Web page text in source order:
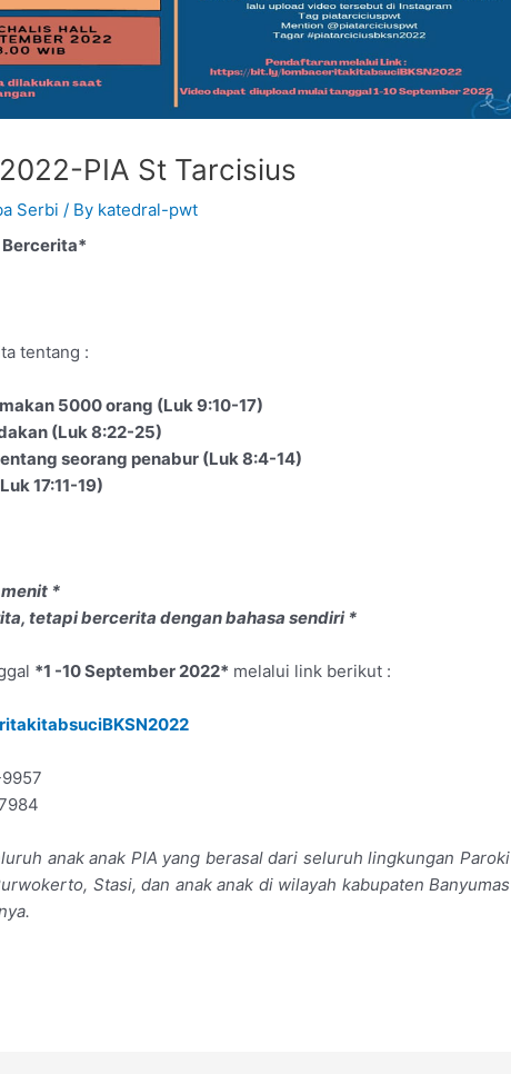
PIA St Tarcisius
Serbi / By katedral-pwt
Bercerita*
tentang :
5000 orang (Luk 9:10-17)
(Luk 8:22-25)
seorang penabur (Luk 8:4-14)
17:11-19)
*
tetapi bercerita dengan bahasa sendiri *
*1 -10 September 2022* melalui link berikut :
anak anak PIA yang berasal dari seluruh lingkungan Paroki
Stasi, dan anak anak di wilayah kabupaten Banyumas